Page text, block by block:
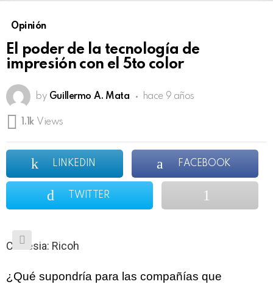
Opinión
El poder de la tecnología de
impresión con el 5to color
by Guillermo A. Mata hace 9 años
1.1k Views
LINKEDIN FACEBOOK
TWITTER
Cortesia: Ricoh
¿Qué supondría para las compañías que